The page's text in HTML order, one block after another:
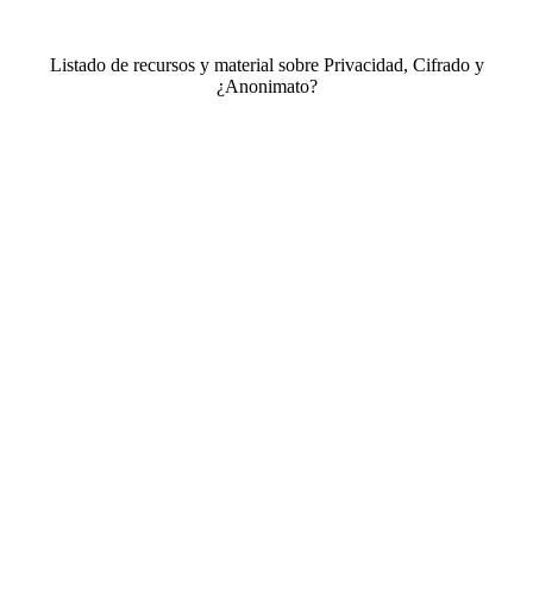
Listado de recursos y material sobre Privacidad, Cifrado y
¿Anonimato?